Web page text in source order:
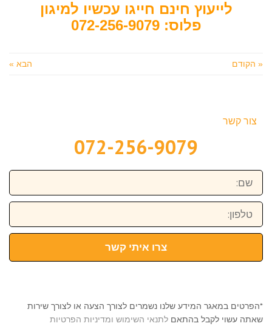
לייעוץ חינם חייגו עכשיו למיגון
פלוס: 072-256-9079
« הקודם הבא »
צור קשר
072-256-9079
שם:
טלפון:
צרו איתי קשר
*הפרטים במאגר המידע שלנו נשמרים לצורך הצעה או לצורך שירות
שאתה עשוי לקבל בהתאם לתנאי השימוש ומדיניות הפרטיות